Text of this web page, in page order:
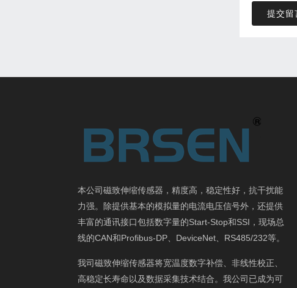
提交留
本公司磁致伸缩传感器，精度高，稳定性好，抗干扰能
力强。除提供基本的模拟量的电流电压信号外，还提供
丰富的通讯接口包括数字量的Start-Stop和SSI，现场总
线的CAN和Profibus-DP、DeviceNet、RS485/232等。
我司磁致伸缩传感器将宽温度数字补偿、非线性校正、
高稳定长寿命以及数据采集技术结合。我公司已成为可